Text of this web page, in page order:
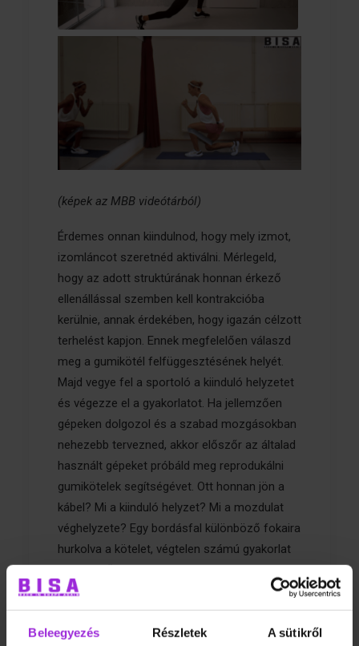
Beleegyezés Részletek A sütikről
(képek az MBB videótárból)
Érdemes onnan kiindulnod, hogy mely izmot,
izomláncot szeretnéd aktiválni. Mérlegeld,
hogy az adott struktúrának honnan érkező
ellenállással szemben kell kontrakcióba
kerülnie, annak érdekében, hogy igazán célzott
terhelést kapjon. Ennek megfelelően válaszd
meg a gumikötél felfüggesztésének helyét.
Majd vegye fel a sportoló a kiinduló helyzetet
és végezze el a gyakorlatot. Ha jellemzően
gépeken dolgozol és a szabad mozgásokban
nehezebb tervezned, akkor előszőr az általad
használt gépeket próbáld meg reprodukálni
gumikötelek segítségévet. Ott honnan jön a
kábel? Mi a kiinduló helyzet? Mi a mozdulat
véghelyzete? Egy bordásfal különböző fokaira
hurkolva a kötelet, végtelen számú gyakorlat
végezhető. Bordásfal hiányában, otthoni
körülmények között egy ajtóheveder oldja
meg ezt feladványt.